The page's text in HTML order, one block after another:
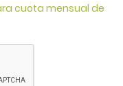
cuota mensual de